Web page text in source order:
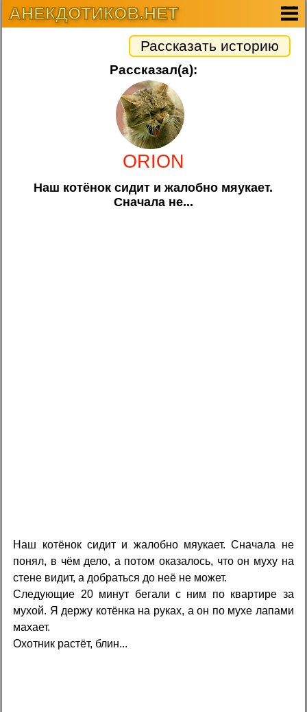
АНЕКДОТИКОВ.НЕТ
Рассказать историю
Рассказал(а):
ORION
Наш котёнок сидит и жалобно мяукает.
Сначала не...
Наш котёнок сидит и жалобно мяукает. Сначала не
понял, в чём дело, а потом оказалось, что он муху на
стене видит, а добраться до неё не может.
Следующие 20 минут бегали с ним по квартире за
мухой. Я держу котёнка на руках, а он по мухе лапами
махает.
Охотник растёт, блин...